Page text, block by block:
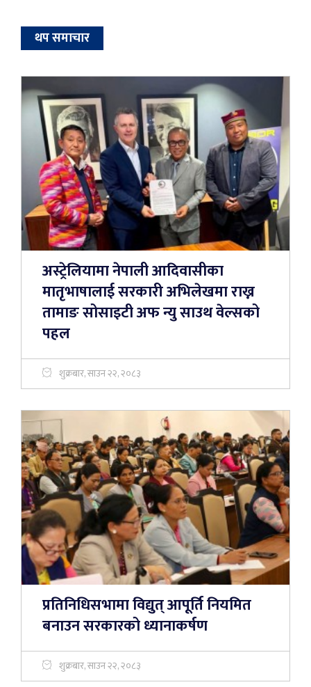
थप समाचार
अस्ट्रेलियामा नेपाली आदिवासीका
मातृभाषालाई सरकारी अभिलेखमा राख्न
तामाङ सोसाइटी अफ न्यु साउथ वेल्सको
पहल
शुक्रबार, साउन २२, २०८३
प्रतिनिधिसभामा विद्युत् आपूर्ति नियमित
बनाउन सरकारको ध्यानाकर्षण
शुक्रबार, साउन २२, २०८३